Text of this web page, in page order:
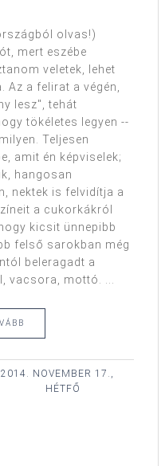
olvas!)
mert eszébe
veletek, lehet
a felirat a végén,
lesz", tehát
tökéletes legyen --
Teljesen
amit én képviselek;
hangosan
nektek is felvidítja a
a cukorkákról
kicsit ünnepibb
felső sarokban még
beleragadt a
vacsora, mottó. ...
2014. NOVEMBER 17.,
HÉTFŐ